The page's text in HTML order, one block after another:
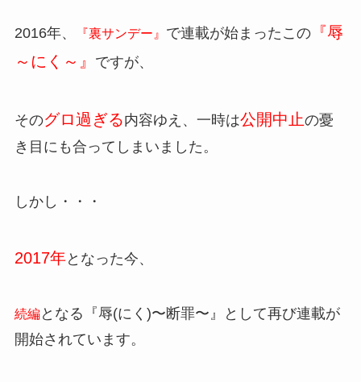
2016年、 『裏サンデー』 で連載が始まったこの『辱
～にく～』
ですが、
そのグロ過ぎる内容ゆえ、一時は公開中止の憂
き目にも合ってしまいました。
しかし・・・
2017年となった今、
続編となる『辱(にく)〜断罪〜』として再び連載が
開始されています。